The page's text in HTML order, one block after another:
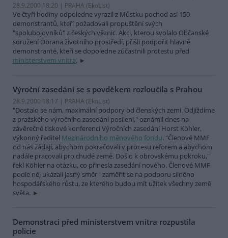
28.9.2000 18:20 | PRAHA (EkoList)
Ve čtyři hodiny odpoledne vyrazil z Můstku pochod asi 150
demonstrantů, kteří požadovali propuštění svých
"spolubojovníků" z českých věznic. Akci, kterou svolalo Občanské
sdružení Obrana životního prostředí, přišli podpořit hlavně
demonstranté, kteří se dopoledne zúčastnili protestu před
ministerstvem vnitra.
Výroční zasedání se s povděkem rozloučila s Prahou
28.9.2000 18:17 | PRAHA (EkoList)
"Dostalo se nám, maximální podpory od členských zemí. Odjíždíme
z pražského výročního zasedání posíleni," oznámil dnes na
závěrečné tiskové konferenci Výročních zasedání Horst Köhler,
výkonný ředitel Mezinárodního měnového fondu. "Členové MMF
od nás žádají, abychom pokračovali v procesu reforem a abychom
nadále pracovali pro chudé země. Došlo k obrovskému pokroku,"
řekl Köhler na otázku, co přinesla zasedání nového. Členové MMF
podle něj ukázali jasný směr - zaměřit se na podporu silného
hospodářského růstu, ze kterého budou mít užitek všechny země
světa.
Demonstraci před ministerstvem vnitra rozpustila
policie